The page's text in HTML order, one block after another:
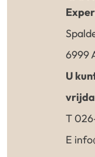
6999
U
T
E